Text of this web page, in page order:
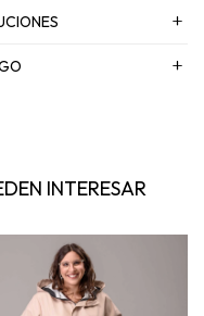
INTERESAR